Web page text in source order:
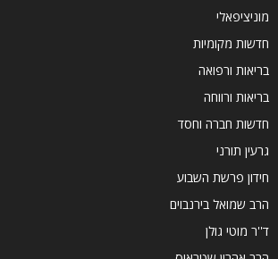
מוניציפאלי
חדשות מקומיות
בריאות ורפואה
בריאות ורווחה
חדשות חברה וחסד
גרעין תורני
חידון פרשת השבוע
הרב שמואל בירנבוים
ד''ר מוטי גולן